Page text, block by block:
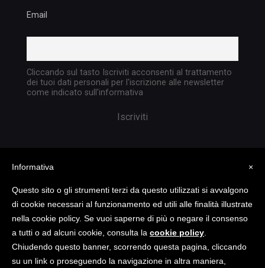
Email
Cliccando sul tasto Iscriviti acconsenti al trattamento
dei tuoi dati personali per l'iscrizione alle newsletter
come indicato sull'informativa
Copyright @ 2023 TATTICA S.R.L. | All rights
reserved | P.I. 05903351004
×
Informativa
Questo sito o gli strumenti terzi da questo utilizzati si avvalgono
di cookie necessari al funzionamento ed utili alle finalità illustrate
nella cookie policy. Se vuoi saperne di più o negare il consenso
a tutti o ad alcuni cookie, consulta la cookie policy
Chiudendo questo banner, scorrendo questa pagina, cliccando
su un link o proseguendo la navigazione in altra maniera,